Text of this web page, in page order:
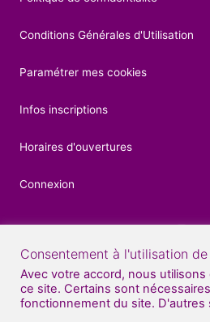
Conditions Générales d'Utilisation
Paramétrer mes cookies
Infos inscriptions
Horaires d'ouvertures
Connexion
Contacts
04 92 52 27
Consentement à l'utilisation
Avec votre accord, nous
ce site. Certains sont
fonctionnement du site. D'autres